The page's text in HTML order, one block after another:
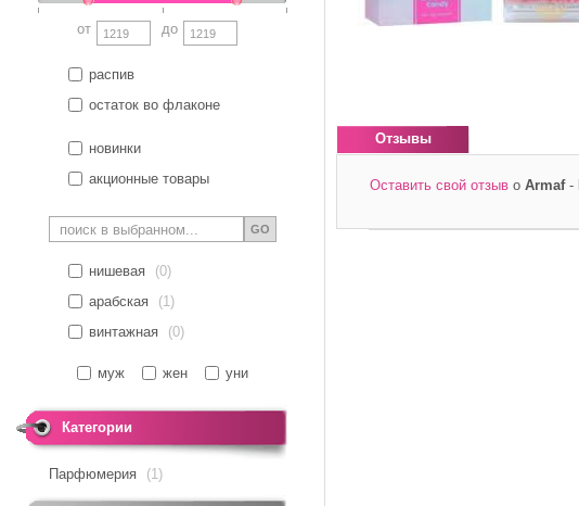
от до
распив
остаток во флаконе
новинки
акционные товары
GO
нишевая
(0)
арабская
(1)
винтажная
(0)
муж жен уни
Категории
Парфюмерия (1)
Отзывы
Оставить свой отзыв о Armaf-